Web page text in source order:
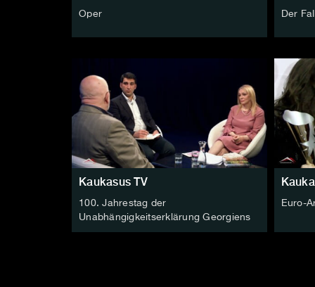
Oper Der
Kaukasus TV
100. Jahrestag der
Unabhängigkeitserklärung Georgiens
Euro-